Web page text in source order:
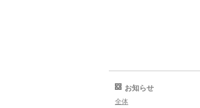
お知らせ
全体